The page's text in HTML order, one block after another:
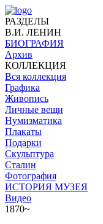
РАЗДЕЛЫ
В.И. ЛЕНИН
БИОГРАФИЯ
Архив
КОЛЛЕКЦИЯ
Вся коллекция
Графика
Живопись
Личные вещи
Нумизматика
Плакаты
Подарки
Скульптура
Сталин
Фотография
ИСТОРИЯ МУЗЕЯ
Видео
1870~